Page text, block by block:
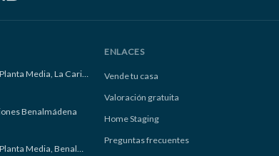
Apartamento Planta Media, La Carihuela
Benalmádena
Apartamento Planta Media, Benalmadena
ENLACES
Vende tu casa
Valoración gratuita
Home Staging
Preguntas frecuentes